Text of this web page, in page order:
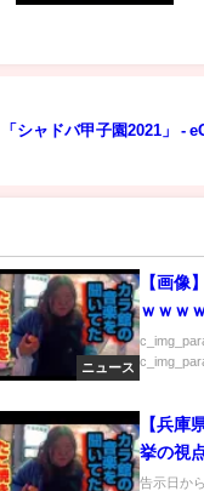
「シャドバ甲子園2021」 -
ニュース
【画像
ｗｗｗ
【兵庫
挙の視点
告示日か